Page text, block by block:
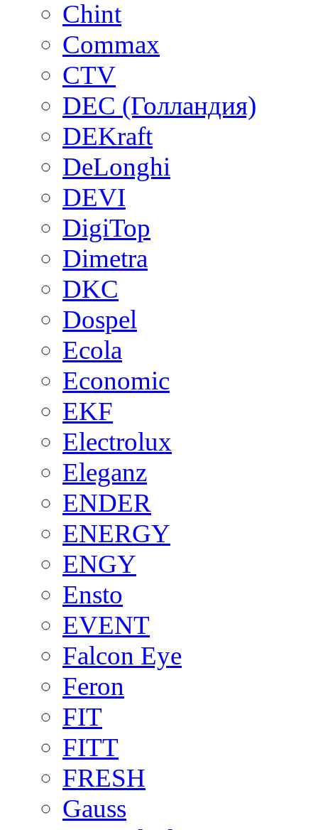
Chint
Commax
CTV
DEC (Голландия)
DEKraft
DeLonghi
DEVI
DigiTop
Dimetra
DKC
Dospel
Ecola
Economic
EKF
Electrolux
Eleganz
ENDER
ENERGY
ENGY
Ensto
EVENT
Falcon Eye
Feron
FIT
FITT
FRESH
Gauss